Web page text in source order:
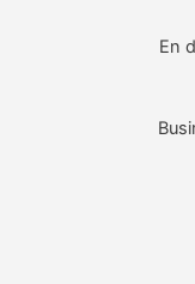
En